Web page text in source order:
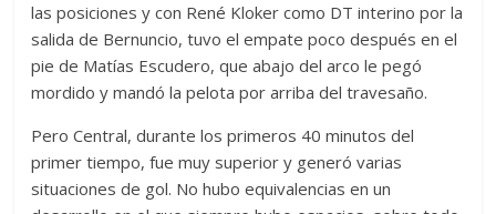
las posiciones y con René Kloker como DT interino por la
salida de Bernuncio, tuvo el empate poco después en el
pie de Matías Escudero, que abajo del arco le pegó
mordido y mandó la pelota por arriba del travesaño.
Pero Central, durante los primeros 40 minutos del
primer tiempo, fue muy superior y generó varias
situaciones de gol. No hubo equivalencias en un